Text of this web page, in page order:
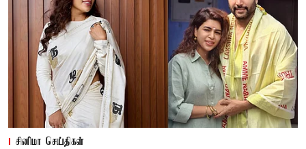
சினிமா செய்திகள்